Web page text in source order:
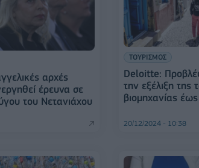
αρχές
έρευνα σε
του Νετανιάχου
ΤΟΥΡΙΣΜΟΣ
Deloitte:
την εξέλιξη της
βιομηχανίας
20/12/2024 - 10:38